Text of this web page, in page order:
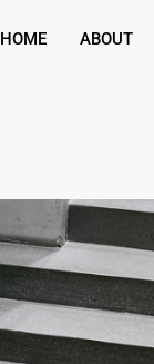
HOME ABOUT